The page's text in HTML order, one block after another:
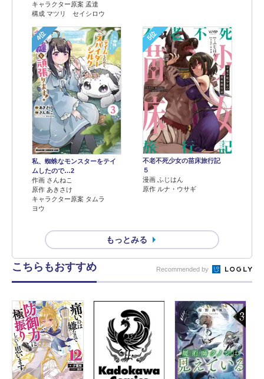
キャラクター原案 孟達
構成 マツリ セイシロウ
4位
私、蜘蛛なモンスターをテイ
ムしたので…2
作画 さんねこ
原作 あきさけ
キャラクター原案 タムラ
ヨウ
5位
不老不死少女の苗床旅行記
５
漫画 ふじはん
原作 ルナ・ウサギ
もっとみる
こちらもおすすめ Recommended by